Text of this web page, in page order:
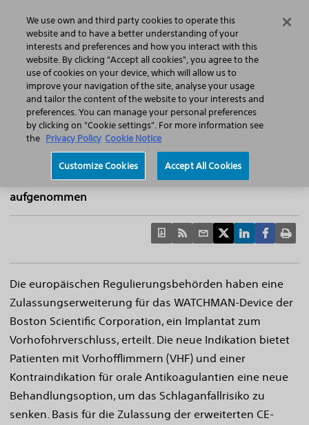
Search Menu
Home Featured Stories Press Releases
WATCHMAN™-Implantat von Boston
Scientific zum Verschluss des Linken
Vorhofohrs erhält erweiterte CE-
Kennzeichnung
Behandlung von Patienten mit Vorhofflimmern
aufgenommen
Die europäischen Regulierungsbehörden haben eine
Zulassungserweiterung für das WATCHMAN-Device der
Boston Scientific Corporation, ein Implantat zum
Vorhofohrverschluss, erteilt. Die neue Indikation bietet
Patienten mit Vorhofflimmern (VHF) und einer
Kontraindikation für orale Antikoagulantien eine neue
Behandlungsoption, um das Schlaganfallrisiko zu
senken. Basis für die Zulassung der erweiterten CE-
We use own and third party cookies to operate this
website and to have a better understanding of your
interests and preferences and how you interact with this
website. By clicking "Accept all cookies", you agree to the
use of cookies on your device, which will allow us to
improve your navigation of the site, analyse your usage
and tailor the content of the website to your interests and
preferences. You can manage your personal preferences
by clicking on "Cookie settings". For more information see
the Privacy Policy Cookie Notice
Customize Cookies Accept All Cookies